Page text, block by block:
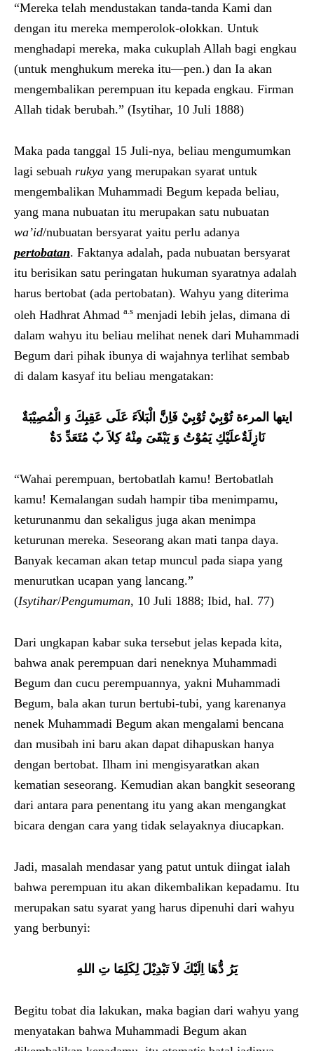
“Mereka telah mendustakan tanda-tanda Kami dan
dengan itu mereka memperolok-olokkan. Untuk
menghadapi mereka, maka cukuplah Allah bagi engkau
(untuk menghukum mereka itu—pen.) dan Ia akan
mengembalikan perempuan itu kepada engkau. Firman
Allah tidak berubah.” (Isytihar, 10 Juli 1888)
Maka pada tanggal 15 Juli-nya, beliau mengumumkan
lagi sebuah rukya yang merupakan syarat untuk
mengembalikan Muhammadi Begum kepada beliau,
yang mana nubuatan itu merupakan satu nubuatan
wa’id/nubuatan bersyarat yaitu perlu adanya
pertobatan. Faktanya adalah, pada nubuatan bersyarat
itu berisikan satu peringatan hukuman syaratnya adalah
harus bertobat (ada pertobatan). Wahyu yang diterima
oleh Hadhrat Ahmad a.s menjadi lebih jelas, dimana di
dalam wahyu itu beliau melihat nenek dari Muhammadi
Begum dari pihak ibunya di wajahnya terlihat sembab
di dalam kasyaf itu beliau mengatakan:
ايتها المرءة تُوْبِيْ تُوْبِيْ فَاِنََّ الْبَلاَءَ عَلَى عَقِبِكَ وَ الْمُصِيْبَةٌ
نَازِلَةٌعلََيْكِ يَمُوْتُ وَ يَبْقَىَ مِنْهُ كِلاَ بٌ مُتَعَدِّ دَةٌ
“Wahai perempuan, bertobatlah kamu! Bertobatlah
kamu! Kemalangan sudah hampir tiba menimpamu,
keturunanmu dan sekaligus juga akan menimpa
keturunan mereka. Seseorang akan mati tanpa daya.
Banyak kecaman akan tetap muncul pada siapa yang
menurutkan ucapan yang lancang.”
(Isytihar/Pengumuman, 10 Juli 1888; Ibid, hal. 77)
Dari ungkapan kabar suka tersebut jelas kepada kita,
bahwa anak perempuan dari neneknya Muhammadi
Begum dan cucu perempuannya, yakni Muhammadi
Begum, bala akan turun bertubi-tubi, yang karenanya
nenek Muhammadi Begum akan mengalami bencana
dan musibah ini baru akan dapat dihapuskan hanya
dengan bertobat. Ilham ini mengisyaratkan akan
kematian seseorang. Kemudian akan bangkit seseorang
dari antara para penentang itu yang akan mengangkat
bicara dengan cara yang tidak selayaknya diucapkan.
Jadi, masalah mendasar yang patut untuk diingat ialah
bahwa perempuan itu akan dikembalikan kepadamu. Itu
merupakan satu syarat yang harus dipenuhi dari wahyu
yang berbunyi:
يَرُ دُّهَا اِلَيْكَ لاَ تَبْدِيْلَ لِكَلِمَا تِ اللهِ
Begitu tobat dia lakukan, maka bagian dari wahyu yang
menyatakan bahwa Muhammadi Begum akan